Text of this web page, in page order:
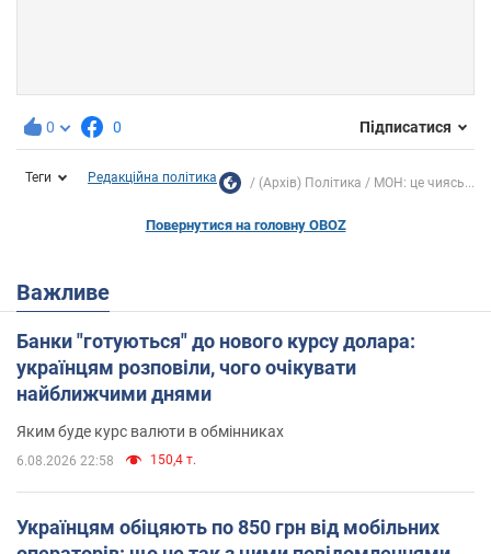
0 0 Підписатися
Теги Редакційна політика (Архів) Політика МОН: це чиясь...
Повернутися на головну OBOZ
Важливе
Банки "готуються" до нового курсу долара:
українцям розповіли, чого очікувати
найближчими днями
Яким буде курс валюти в обмінниках
6.08.2026 22:58 150,4 т.
Українцям обіцяють по 850 грн від мобільних